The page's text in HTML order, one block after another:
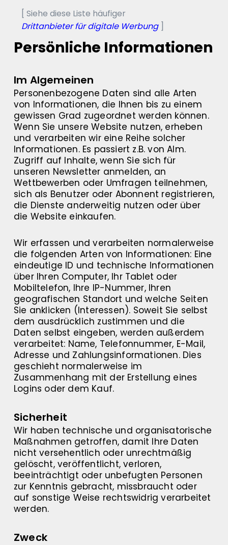
[ Siehe diese Liste häufiger
Drittanbieter für digitale Werbung]
Persönliche Informationen
Im Algemeinen
Personenbezogene Daten sind alle Arten
von Informationen, die Ihnen bis zu einem
gewissen Grad zugeordnet werden können.
Wenn Sie unsere Website nutzen, erheben
und verarbeiten wir eine Reihe solcher
Informationen. Es passiert z.B. von Alm.
Zugriff auf Inhalte, wenn Sie sich für
unseren Newsletter anmelden, an
Wettbewerben oder Umfragen teilnehmen,
sich als Benutzer oder Abonnent registrieren,
die Dienste anderweitig nutzen oder über
die Website einkaufen.
Wir erfassen und verarbeiten normalerweise
die folgenden Arten von Informationen: Eine
eindeutige ID und technische Informationen
über Ihren Computer, Ihr Tablet oder
Mobiltelefon, Ihre IP-Nummer, Ihren
geografischen Standort und welche Seiten
Sie anklicken (Interessen). Soweit Sie selbst
dem ausdrücklich zustimmen und die
Daten selbst eingeben, werden außerdem
verarbeitet: Name, Telefonnummer, E-Mail,
Adresse und Zahlungsinformationen. Dies
geschieht normalerweise im
Zusammenhang mit der Erstellung eines
Logins oder dem Kauf.
Sicherheit
Wir haben technische und organisatorische
Maßnahmen getroffen, damit Ihre Daten
nicht versehentlich oder unrechtmäßig
gelöscht, veröffentlicht, verloren,
beeinträchtigt oder unbefugten Personen
zur Kenntnis gebracht, missbraucht oder
auf sonstige Weise rechtswidrig verarbeitet
werden.
Zweck